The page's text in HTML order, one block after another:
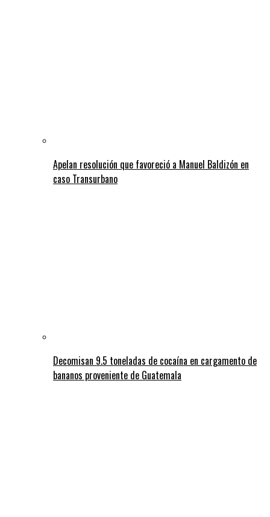
Apelan resolución que favoreció a Manuel Baldizón en
caso Transurbano
Decomisan 9.5 toneladas de cocaína en cargamento de
bananos proveniente de Guatemala